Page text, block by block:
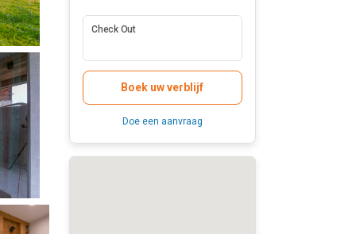
Check Out
Boek uw verblijf
Doe een aanvraag